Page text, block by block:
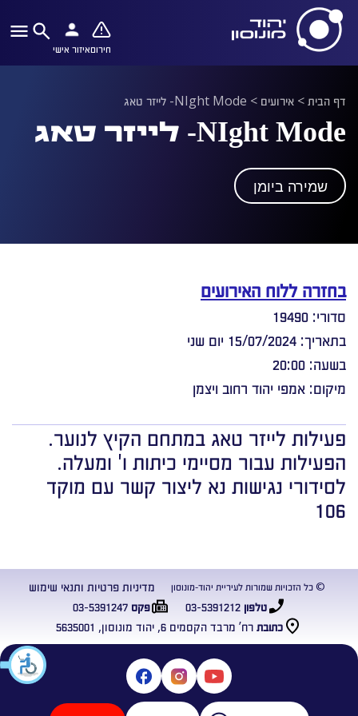
חירוםאיזור אישי
דף הבית> אירועים > NIght Mode- לייזר טאג
NIght Mode- לייזר טאג
שמירה ביומן
בחזרה ללוח האירועים
סדורי: 19490
בתאריך: 15/07/2024 יום שני
בשעה: 20:00
מיקום: אמפי יהוד רחוב ויצמן
פעילות לייזר טאג במתחם הקיץ לנוער.
הפעילות עבור מסיימי כיתות ו' ומעלה.
לסידורי נגישות נא ליצור קשר עם מוקד
106
כתובת רח’ מרבד הקסמים 6, יהוד מונוסון, 5635001
טלפון03-5391212 פקס03-5391247
© כל הזכויות שמורות לעיריית יהוד-מונוסון מדיניות פרטיות ותנאי שימוש